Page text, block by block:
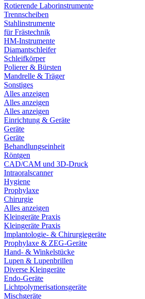
Rotierende Laborinstrumente
Trennscheiben
Stahlinstrumente
für Frästechnik
HM-Instrumente
Diamantschleifer
Schleifkörper
Polierer & Bürsten
Mandrelle & Träger
Sonstiges
Alles anzeigen
Alles anzeigen
Alles anzeigen
Einrichtung & Geräte
Geräte
Geräte
Behandlungseinheit
Röntgen
CAD/CAM und 3D-Druck
Intraoralscanner
Hygiene
Prophylaxe
Chirurgie
Alles anzeigen
Kleingeräte Praxis
Kleingeräte Praxis
Implantologie- & Chirurgiegeräte
Prophylaxe & ZEG-Geräte
Hand- & Winkelstücke
Lupen & Lupenbrillen
Diverse Kleingeräte
Endo-Geräte
Lichtpolymerisationsgeräte
Mischgeräte